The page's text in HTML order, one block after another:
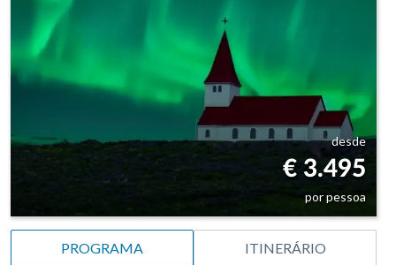
desde
€ 3.495
por pessoa
PROGRAMA ITINERÁRIO